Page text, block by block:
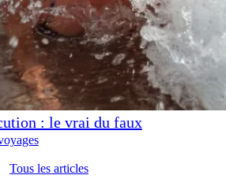
: le vrai du faux
Tous les articles